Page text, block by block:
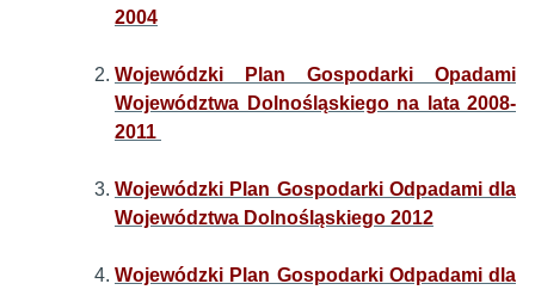
2004
Wojewódzki Plan Gospodarki Opadami
Województwa Dolnośląskiego na lata 2008-
2011
Wojewódzki Plan Gospodarki Odpadami dla
Województwa Dolnośląskiego 2012
Wojewódzki Plan Gospodarki Odpadami dla